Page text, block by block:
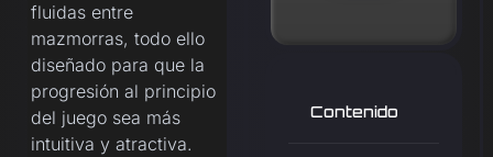
fluidas entre
mazmorras, todo ello
diseñado para que la
progresión al principio
del juego sea más
intuitiva y atractiva.
Contenido